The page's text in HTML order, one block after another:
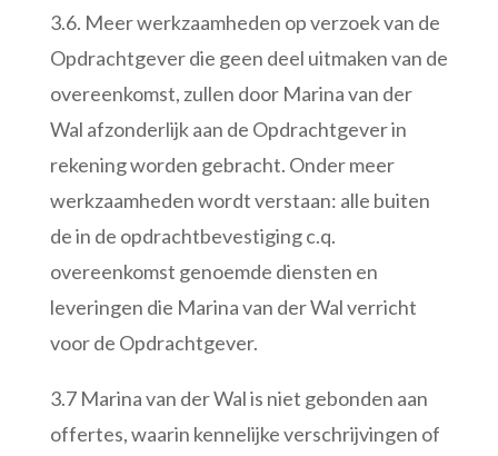
3.6. Meer werkzaamheden op verzoek van de
Opdrachtgever die geen deel uitmaken van de
overeenkomst, zullen door Marina van der
Wal afzonderlijk aan de Opdrachtgever in
rekening worden gebracht. Onder meer
werkzaamheden wordt verstaan: alle buiten
de in de opdrachtbevestiging c.q.
overeenkomst genoemde diensten en
leveringen die Marina van der Wal verricht
voor de Opdrachtgever.
3.7 Marina van der Wal is niet gebonden aan
offertes, waarin kennelijke verschrijvingen of